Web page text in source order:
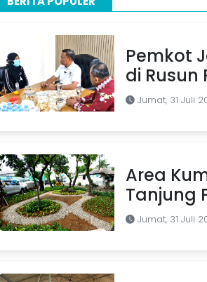
Pemkot
di Rusun
Jumat, 31 Juli
Area
Tanjung
Jumat, 31 Juli